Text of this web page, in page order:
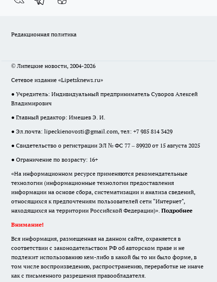
Редакционная политика
© Липецкие новости, 2004-2026
Сетевое издание «Lipetsknews.ru»
● Учредитель: Индивидуальный предприниматель Суворов Алексей
Владимирович
● Главный редактор: Имешев Э. И.
● Эл.почта: lipeckienovosti@gmail.com, тел: +7 985 814 3429
● Свидетельство о регистрации ЭЛ № ФС 77 – 89920 от 15 августа 2025
● Ограничение по возрасту: 16+
«На информационном ресурсе применяются рекомендательные
технологии (информационные технологии предоставления
информации на основе сбора, систематизации и анализа сведений,
относящихся к предпочтениям пользователей сети "Интернет",
находящихся на территории Российской Федерации)». Подробнее
Внимание!
Вся информация, размещенная на данном сайте, охраняется в
соответствии с законодательством РФ об авторском праве и не
подлежит использованию кем-либо в какой бы то ни было форме, в
том числе воспроизведению, распространению, переработке не иначе
как с письменного разрешения правообладателя.